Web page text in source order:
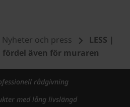
Nyheter och press
LESS |
fördel även för muraren
rådgivning
med lång livslängd